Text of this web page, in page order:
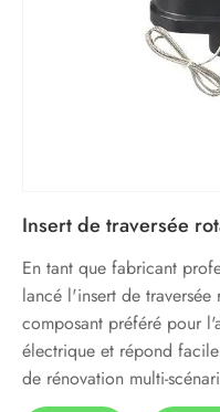
Insert de traversée
En tant que fabricant
lancé l'insert de
composant préféré pour
électrique et répond
de rénovation multi-